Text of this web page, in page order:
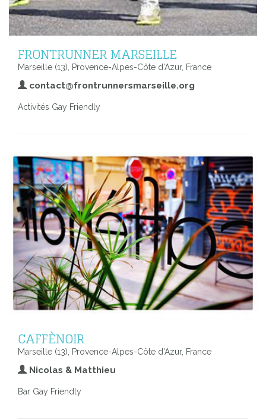
FRONTRUNNER MARSEILLE
Marseille (13), Provence-Alpes-Côte d'Azur, France
contact@frontrunnersmarseille.org
Activités Gay Friendly
CAFFÈNOIR
Marseille (13), Provence-Alpes-Côte d'Azur, France
Nicolas & Matthieu
Bar Gay Friendly